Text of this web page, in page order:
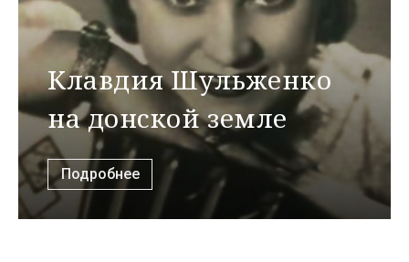
Клавдия Шульженко
на донской земле
Подробнее